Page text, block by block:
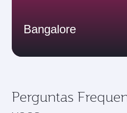
Bangalore
Perguntas